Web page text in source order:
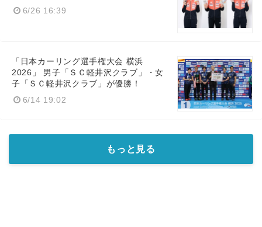
6/26 16:39
「日本カーリング選手権大会 横浜
2026」 男子「ＳＣ軽井沢クラブ」・女
子「ＳＣ軽井沢クラブ」が優勝！
6/14 19:02
もっと見る